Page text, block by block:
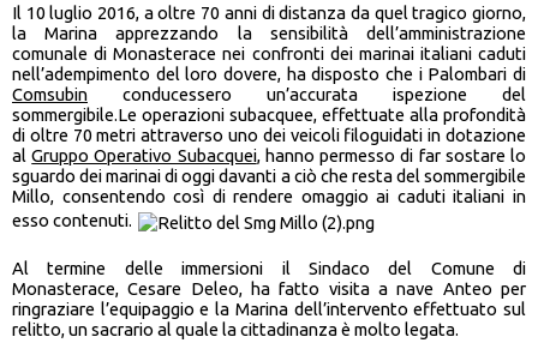
Il 10 luglio 2016, a oltre 70 anni di distanza da quel tragico giorno,
la Marina apprezzando la sensibilità dell’amministrazione
comunale di Monasterace nei confronti dei marinai italiani caduti
nell’adempimento del loro dovere, ha disposto che i Palombari di
Comsubin conducessero un’accurata ispezione del
sommergibile.Le operazioni subacquee, effettuate alla profondità
di oltre 70 metri attraverso uno dei veicoli filoguidati in dotazione
alGruppo Operativo Subacquei, hanno permesso di far sostare lo
sguardo dei marinai di oggi davanti a ciò che resta del sommergibile
Millo, consentendo così di rendere omaggio ai caduti italiani in
esso contenuti.
Al termine delle immersioni il Sindaco del Comune di
Monasterace, Cesare Deleo, ha fatto visita a nave Anteo per
ringraziare l’equipaggio e la Marina dell’intervento effettuato sul
relitto, un sacrario al quale la cittadinanza è molto legata.